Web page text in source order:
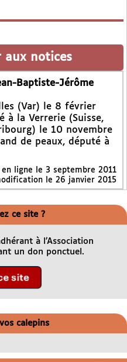
aux notices
Baptiste-Jérôme
(Var) le 8 février
à la Verrerie (Suisse,
le 10 novembre
de peaux, député à
ligne le 3 septembre 2011
le 26 janvier 2015
ce site ?
à l’Association
un don ponctuel.
calepins